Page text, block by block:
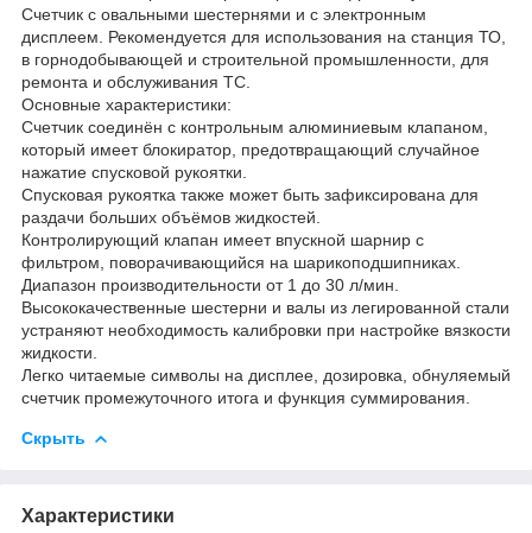
Счетчик с овальными шестернями и с электронным
дисплеем. Рекомендуется для использования на станция ТО,
в горнодобывающей и строительной промышленности, для
ремонта и обслуживания ТС.
Основные характеристики:
Счетчик соединён с контрольным алюминиевым клапаном,
который имеет блокиратор, предотвращающий случайное
нажатие спусковой рукоятки.
Спусковая рукоятка также может быть зафиксирована для
раздачи больших объёмов жидкостей.
Контролирующий клапан имеет впускной шарнир с
фильтром, поворачивающийся на шарикоподшипниках.
Диапазон производительности от 1 до 30 л/мин.
Высококачественные шестерни и валы из легированной стали
устраняют необходимость калибровки при настройке вязкости
жидкости.
Легко читаемые символы на дисплее, дозировка, обнуляемый
счетчик промежуточного итога и функция суммирования.
Скрыть
Характеристики